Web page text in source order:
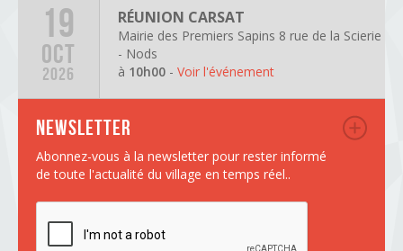
19
OCT
2026
RÉUNION CARSAT
Mairie des Premiers Sapins 8 rue de la Scierie
- Nods
à 10h00 - Voir l'événement
Newsletter
Abonnez-vous à la newsletter pour rester informé
de toute l'actualité du village en temps réel..